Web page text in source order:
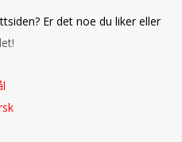
Er det noe du liker eller